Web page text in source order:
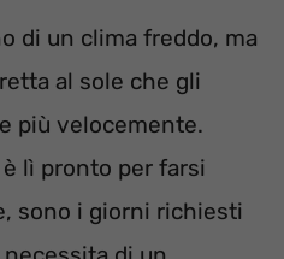
di un clima freddo, ma
al sole che gli
più velocemente.
lì pronto per farsi
sono i giorni richiesti